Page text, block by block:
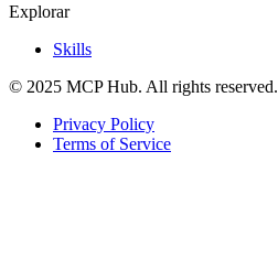
Explorar
Skills
© 2025 MCP Hub. All rights reserved.
Privacy Policy
Terms of Service